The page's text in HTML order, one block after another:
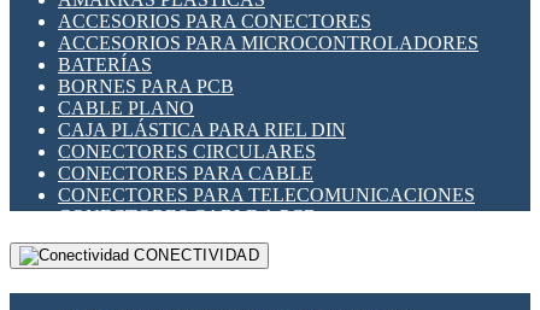
INDICADORES PARA PANEL
INTERFACES DE RELÉ
INTERRUPTORES FIN DE CARRERA
LLAVES CONMUTADORAS
MEDIDORES DE ENERGÍA Y TC'S DE CORRIENTE
MOTORES PASO A PASO
PANTALLAS HMI
PLC -CONTROLADORES LÓGICO PROGRAMABLES
PROGRAMADORES DE HORARIO
RELÉS DE PROTECCIÓN
SENSORES CAPACITIVOS
ACCESORIOS PARA CONECTORES
ACCESORIOS PARA MICROCONTROLADORES
BATERÍAS
BORNES PARA PCB
CABLE PLANO
CAJA PLÁSTICA PARA RIEL DIN
CONECTORES CIRCULARES
CONECTORES PARA CABLE
CONECTORES PARA TELECOMUNICACIONES
CONECTORES CABLE A PCB
CONECTORES PCB A CABLE
DIP SWITCHESCONECTIVIDAD